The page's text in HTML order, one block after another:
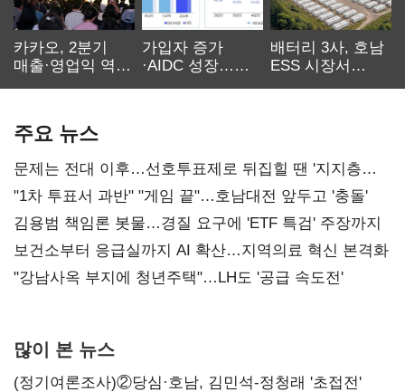
카카오, 2분기
매출·영업익 역대
가입자 증가
·AIDC 성장…
배터리 3사, 호남
ESS 시장서
주요 뉴스
문제는 전대 이후…선호투표제로 뒤집힐 땐 '지지층
불복'
"1차 투표서 과반" "게임 끝"…호남대전 앞두고 '충돌'
김용범 책임론 봇물…경질 요구에 'ETF 특검' 주장까지
보건소부터 응급실까지 AI 확산…지역의료 혁신 본격화
"강남사옥 부지에 청년주택"…LH도 '공급 속도전'
많이 본 뉴스
(정기여론조사)②당심·호남, 김민석-정청래 '초접전'